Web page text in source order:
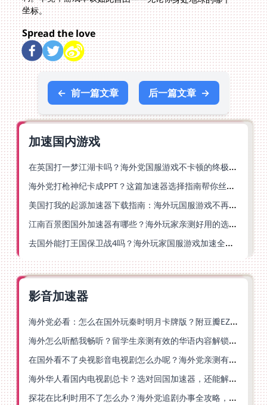
坐标。
Spread the love
← 前一篇文章 后一篇文章 →
加速国内游戏
在英国打一梦江湖卡吗？海外党国服游戏不卡顿的终极解法
海外党打枪神纪卡成PPT？这篇加速器选择指南帮你丝滑上分
美国打我的起源加速器下载指南：海外玩国服游戏不再卡的终极方案
江南百景图国外加速器有哪些？海外玩家亲测好用的选择与避坑指南
去国外能打王国保卫战4吗？海外玩家国服游戏加速全攻略（附公主连结幻想江湖实测）
影音加速器
海外党必看：怎么在国外玩秦时明月卡牌版？附豆瓣EZCast地区限制破解法
海外怎么听酷我畅听？留学生亲测有效的华语内容解锁指南
在国外看不了央视影音电视剧怎么办呢？海外党亲测有效的回国加速方案
海外华人看国内电视剧总卡？选对回国加速器，还能解决菲律宾打不开反诈中心的问题
探花在比利时用不了怎么办？海外党追剧办事全攻略，选对加速器就够了